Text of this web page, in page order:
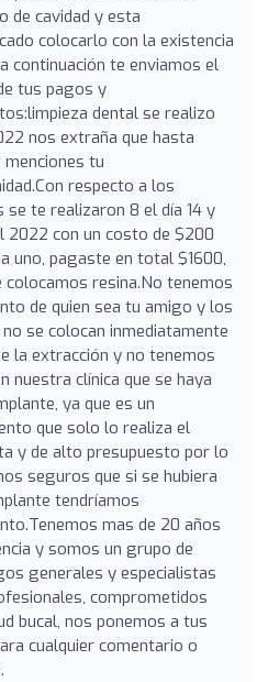
de cavidad y esta
colocarlo con la existencia
continuación te enviamos el
tus pagos y
dental se realizo
nos extraña que hasta
tu
respecto a los
se te realizaron 8 el día 14 y
2022 con un costo de $200
uno, pagaste en total $1600,
colocamos resina.No tenemos
de quien sea tu amigo y los
se colocan inmediatamente
la extracción y no tenemos
nuestra clínica que se haya
ya que es un
que solo lo realiza el
y de alto presupuesto por lo
seguros que si se hubiera
tendríamos
mas de 20 años
y somos un grupo de
generales y especialistas
comprometidos
bucal, nos ponemos a tus
cualquier comentario o